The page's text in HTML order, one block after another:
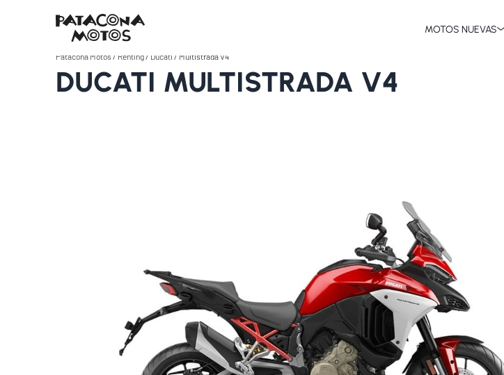
MOTOS NUEVAS
Patacona Motos/ Renting/ Ducati/ Multistrada V4
DUCATI MULTISTRADA V4